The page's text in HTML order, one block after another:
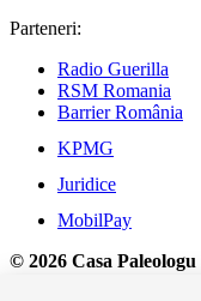
Parteneri:
Radio Guerilla
RSM Romania
Barrier România
KPMG
Juridice
MobilPay
© 2026 Casa Paleologu